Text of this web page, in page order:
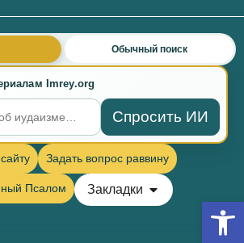
Imrey.org
Спросить ИИ
Обычный поиск
Задать вопрос раввину
Псалом Закладки